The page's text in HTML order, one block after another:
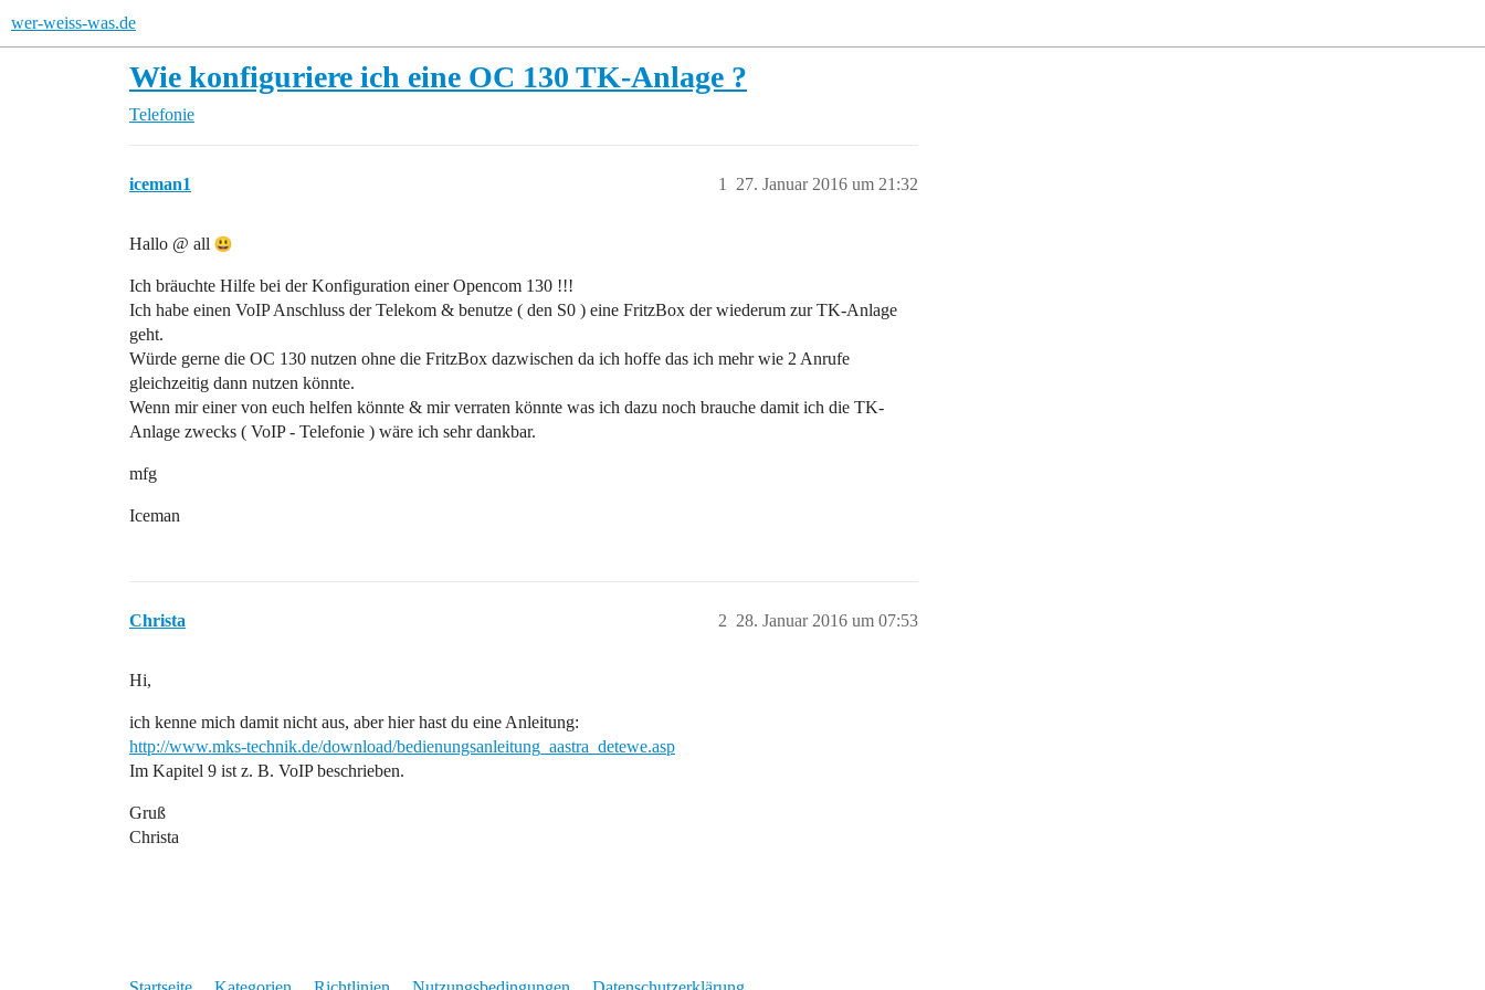
wer-weiss-was.de
Wie konfiguriere ich eine OC 130 TK-Anlage ?
Telefonie
iceman1 27. Januar 2016 um 21:32
1
Hallo @ all
Ich bräuchte Hilfe bei der Konfiguration einer Opencom 130 !!!
Ich habe einen VoIP Anschluss der Telekom & benutze ( den S0 ) eine FritzBox der wiederum zur TK-Anlage
geht.
Würde gerne die OC 130 nutzen ohne die FritzBox dazwischen da ich hoffe das ich mehr wie 2 Anrufe
gleichzeitig dann nutzen könnte.
Wenn mir einer von euch helfen könnte & mir verraten könnte was ich dazu noch brauche damit ich die TK-
Anlage zwecks ( VoIP - Telefonie ) wäre ich sehr dankbar.
mfg
Iceman
Christa 28. Januar 2016 um 07:53
2
Hi,
ich kenne mich damit nicht aus, aber hier hast du eine Anleitung:
http://www.mks-technik.de/download/bedienungsanleitung_aastra_detewe.asp
Im Kapitel 9 ist z. B. VoIP beschrieben.
Gruß
Christa